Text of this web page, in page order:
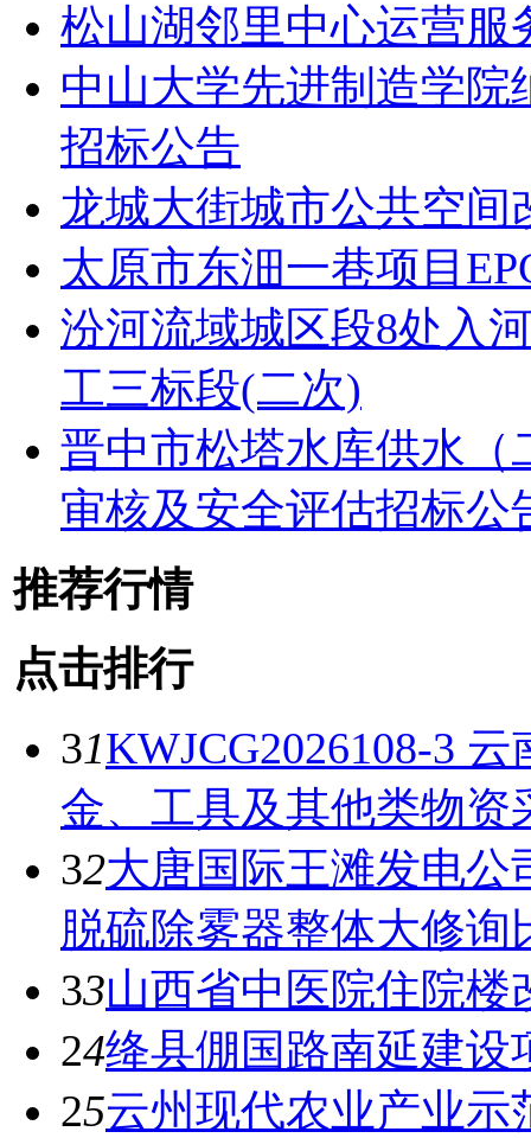
松山湖邻里中心运营服
中山大学先进制造学
招标公告
龙城大街城市公共空
太原市东沺一巷项目
汾河流域城区段8处入
工三标段(二次)
晋中市松塔水库供水（
审核及安全评估招标公
推荐行情
点击排行
31KWJCG2026108-3
金、工具及其他类物资
32大唐国际王滩发电公
脱硫除雾器整体大修询
33山西省中医院住院楼
24绛县倗国路南延建设
25云州现代农业产业示